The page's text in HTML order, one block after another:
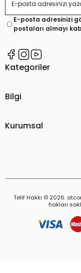
E-posta adresinizi
postaları almayı
Kategoriler
Bilgi
Kurumsal
Telif Hakkı © 2026.
hakları